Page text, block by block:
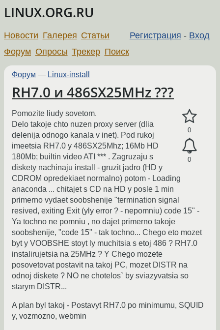
LINUX.ORG.RU
Регистрация - Вход
Новости Галерея Статьи
Форум Опросы Трекер Поиск
Форум — Linux-install
RH7.0 и 486SX25MHz ???
0
0
Pomozite liudy sovetom.
Delo takoje chto nuzen proxy server (dlia
delenija odnogo kanala v inet). Pod rukoj
imeetsia RH7.0 y 486SX25Mhz; 16Mb HD
180Mb; builtin video ATI *** . Zagruzaju s
diskety nachinaju install - gruzit jadro (HD y
CDROM opredekiaet normalno) potom - Loading
anaconda ... chitajet s CD na HD y posle 1 min
primerno vydaet soobshenije "termination signal
resived, exiting Exit (yly error ? - nepomniu) code 15" -
Ya tochno ne pomniu , no dajet primerno takoje
soobshenije, "code 15" - tak tochno... Chego eto mozet
byt y VOOBSHE stoyt ly muchitsia s etoj 486 ? RH7.0
instalirujetsia na 25MHz ? Y Chego mozete
posovetovat postavit na takoj PC, mozet DISTR na
odnoj diskete ? NO ne chotelos` by sviazyvatsia so
starym DISTR...
A plan byl takoj - Postavyt RH7.0 po minimumu, SQUID
y, vozmozno, webmin